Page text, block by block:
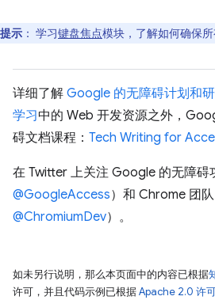
提示 ： 学习键盘焦点模块，了解如何确保所
详细了解 Google 的无障碍计划和
学习中的 Web 开发资源之外，
碍文档课程： Tech Writing for
在 Twitter 上关注 Google 的无障碍
@GoogleAccess）和 Chrome 团
@ChromiumDev）。
如未另行说明，那么本页面中的内容已根据
许可，并且代码示例已根据Apache 2.0 许